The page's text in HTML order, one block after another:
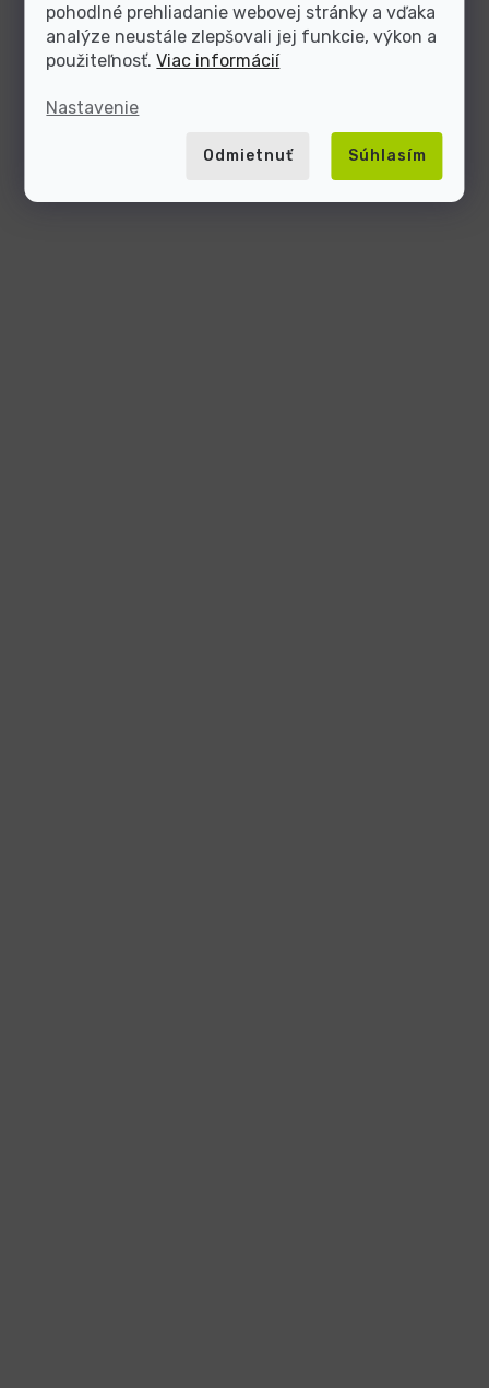
pohodlné prehliadanie webovej stránky a vďaka
analýze neustále zlepšovali jej funkcie, výkon a
použiteľnosť.Viac informácií
Nastavenie
Odmietnuť Súhlasím